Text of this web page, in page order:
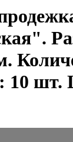
10 шт.